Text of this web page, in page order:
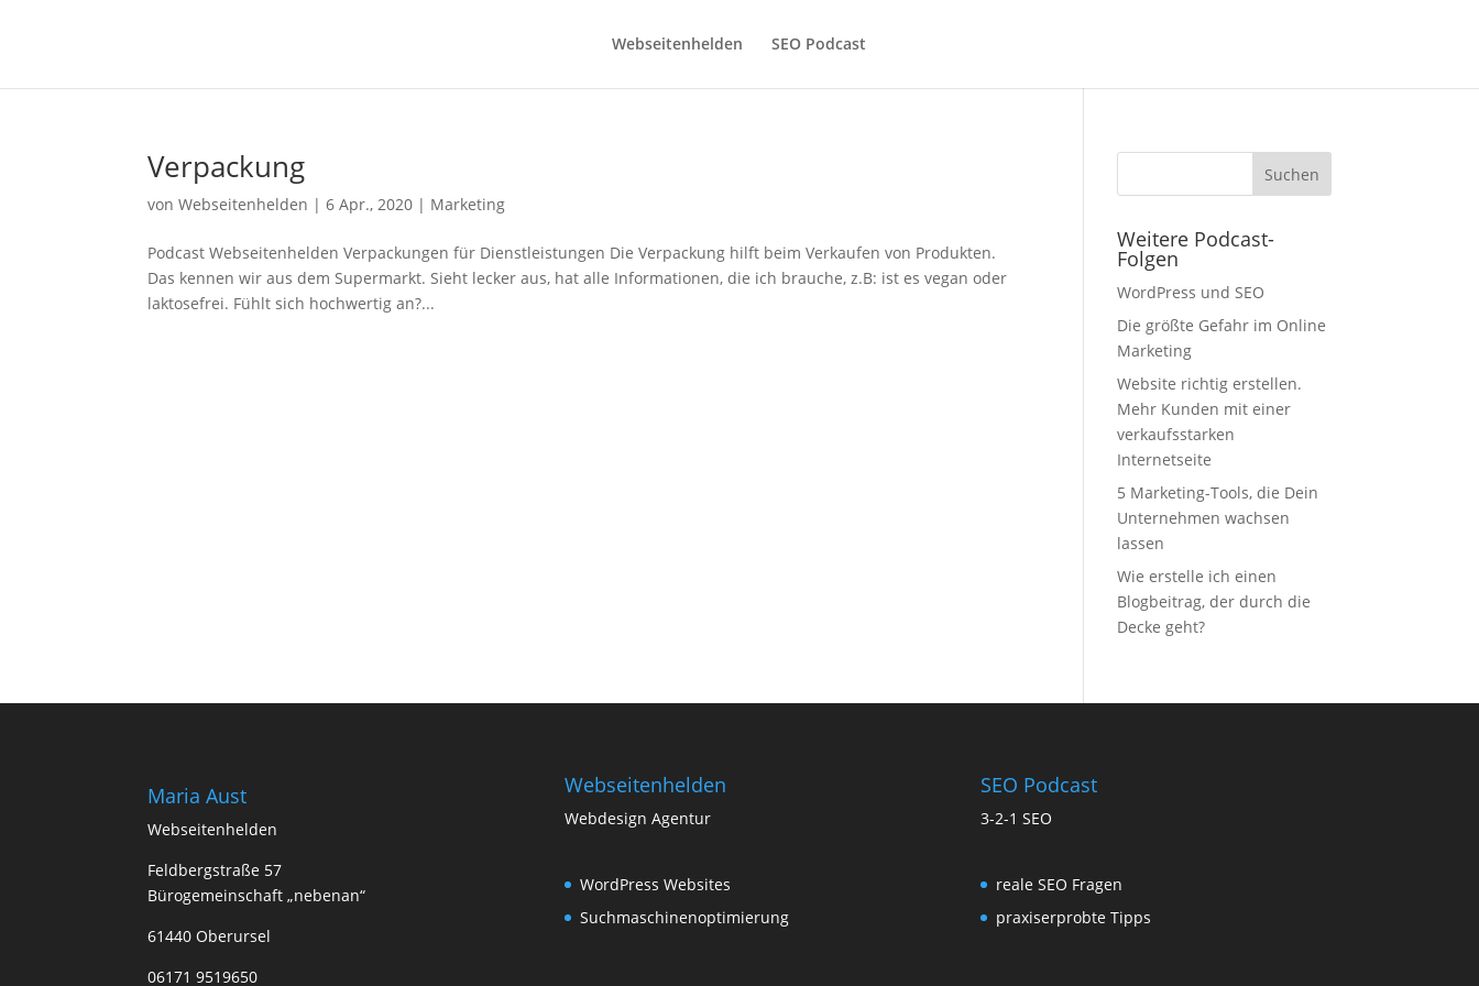
Webseitenhelden SEO Podcast
Verpackung
vonWebseitenhelden |6 Apr., 2020 | Marketing
Podcast Webseitenhelden Verpackungen für Dienstleistungen Die Verpackung hilft beim Verkaufen von Produkten.
Das kennen wir aus dem Supermarkt. Sieht lecker aus, hat alle Informationen, die ich brauche, z.B: ist es vegan oder
laktosefrei. Fühlt sich hochwertig an?...
Weitere Podcast-
Folgen
WordPress und SEO
Die größte Gefahr im Online
Marketing
Website richtig erstellen.
Mehr Kunden mit einer
verkaufsstarken
Internetseite
5 Marketing-Tools, die Dein
Unternehmen wachsen
lassen
Wie erstelle ich einen
Blogbeitrag, der durch die
Decke geht?
Maria Aust
Webseitenhelden
Feldbergstraße 57
Bürogemeinschaft „nebenan“
61440 Oberursel
06171 9519650
Webseitenhelden
Webdesign Agentur
WordPress Websites
Suchmaschinenoptimierung
SEO Podcast
3-2-1 SEO
reale SEO Fragen
praxiserprobte Tipps